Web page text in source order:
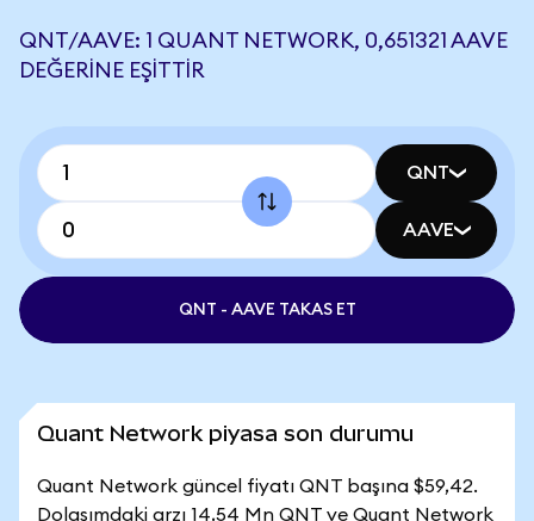
QNT/AAVE: 1 QUANT NETWORK, 0,651321 AAVE
DEĞERINE EŞITTIR
QNT
AAVE
QNT - AAVE TAKAS ET
Quant Network piyasa son durumu
Quant Network güncel fiyatı QNT başına $59,42.
Dolaşımdaki arzı 14,54 Mn QNT ve Quant Network